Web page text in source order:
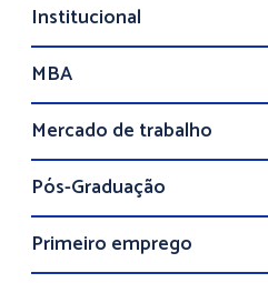
Institucional
MBA
Mercado de trabalho
Pós-Graduação
Primeiro emprego